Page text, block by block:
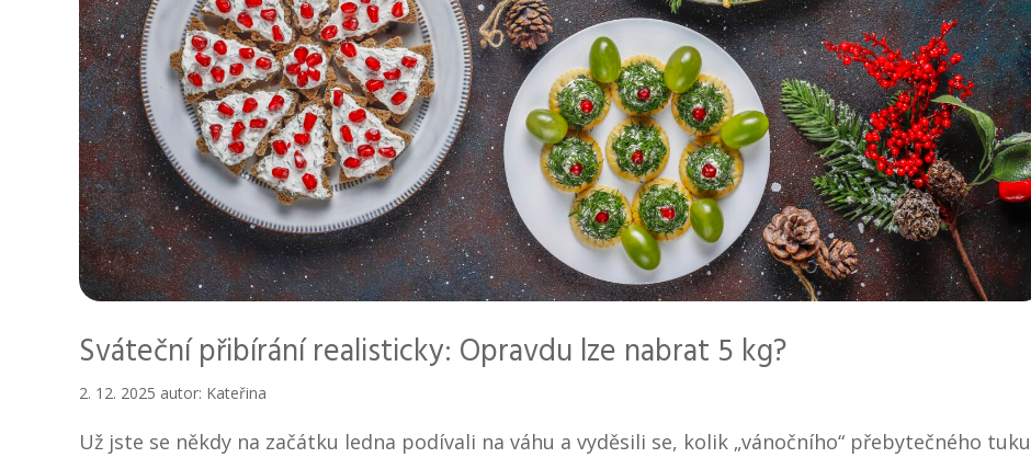
Sváteční přibírání realisticky: Opravdu lze nabrat 5 kg?
2. 12. 2025 autor: Kateřina
Už jste se někdy na začátku ledna podívali na váhu a vyděsili se, kolik „vánočního“ přebytečného tuku